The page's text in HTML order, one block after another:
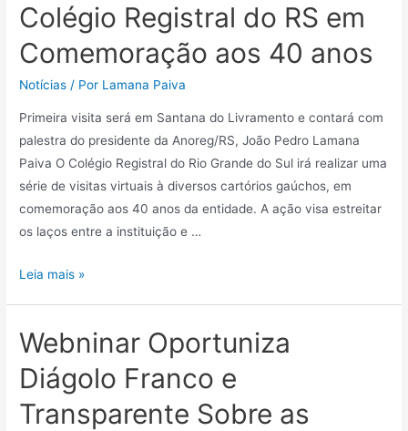
Colégio Registral do RS em
Comemoração aos 40 anos
Notícias / Por Lamana Paiva
Primeira visita será em Santana do Livramento e contará com
palestra do presidente da Anoreg/RS, João Pedro Lamana
Paiva O Colégio Registral do Rio Grande do Sul irá realizar uma
série de visitas virtuais à diversos cartórios gaúchos, em
comemoração aos 40 anos da entidade. A ação visa estreitar
os laços entre a instituição e …
Leia mais »
Webninar Oportuniza
Diágolo Franco e
Transparente Sobre as